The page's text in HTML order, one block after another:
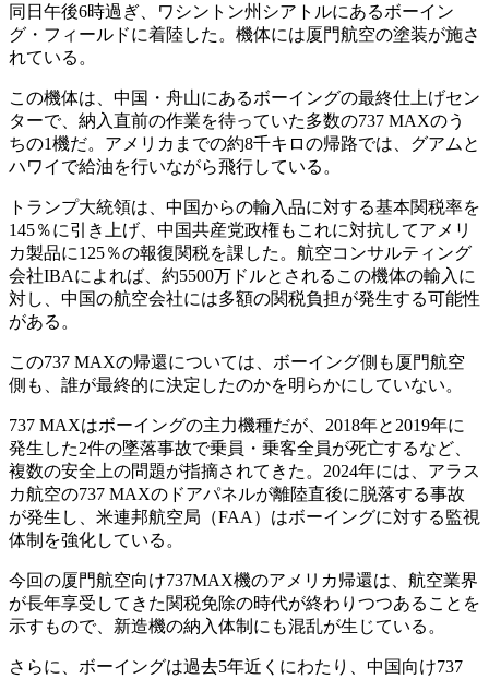
同日午後6時過ぎ、ワシントン州シアトルにあるボーイン
グ・フィールドに着陸した。機体には厦門航空の塗装が施さ
れている。
この機体は、中国・舟山にあるボーイングの最終仕上げセン
ターで、納入直前の作業を待っていた多数の737 MAXのう
ちの1機だ。アメリカまでの約8千キロの帰路では、グアムと
ハワイで給油を行いながら飛行している。
トランプ大統領は、中国からの輸入品に対する基本関税率を
145％に引き上げ、中国共産党政権もこれに対抗してアメリ
カ製品に125％の報復関税を課した。航空コンサルティング
会社IBAによれば、約5500万ドルとされるこの機体の輸入に
対し、中国の航空会社には多額の関税負担が発生する可能性
がある。
この737 MAXの帰還については、ボーイング側も厦門航空
側も、誰が最終的に決定したのかを明らかにしていない。
737 MAXはボーイングの主力機種だが、2018年と2019年に
発生した2件の墜落事故で乗員・乗客全員が死亡するなど、
複数の安全上の問題が指摘されてきた。2024年には、アラス
カ航空の737 MAXのドアパネルが離陸直後に脱落する事故
が発生し、米連邦航空局（FAA）はボーイングに対する監視
体制を強化している。
今回の厦門航空向け737MAX機のアメリカ帰還は、航空業界
が長年享受してきた関税免除の時代が終わりつつあることを
示すもので、新造機の納入体制にも混乱が生じている。
さらに、ボーイングは過去5年近くにわたり、中国向け737